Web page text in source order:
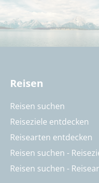
Reisen
Reisen suchen
Reiseziele entdecken
Reisearten entdecken
Reisen suchen -
Reisen suchen -